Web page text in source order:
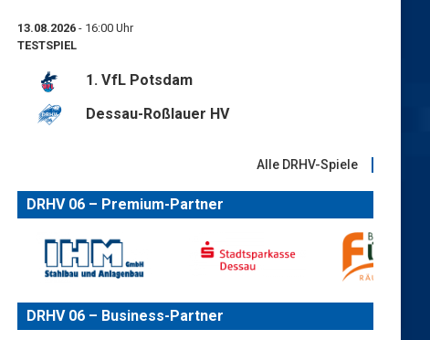
13.08.2026 - 16:00 Uhr
TESTSPIEL
1. VfL Potsdam
Dessau-Roßlauer HV
Alle DRHV-Spiele
DRHV 06 – Premium-Partner
DRHV 06 – Business-Partner